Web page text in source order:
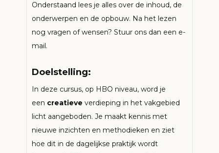
Onderstaand lees je alles over de inhoud, de
onderwerpen en de opbouw. Na het lezen
nog vragen of wensen? Stuur ons dan een e-
mail.
Doelstelling:
In deze cursus, op HBO niveau, word je
een creatieve verdieping in het vakgebied
licht aangeboden. Je maakt kennis met
nieuwe inzichten en methodieken en ziet
hoe dit in de dagelijkse praktijk wordt